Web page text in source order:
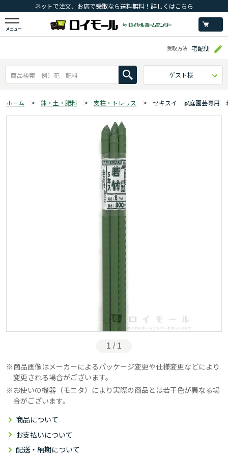
ネットで注文、お店で受取なら送料無料！詳しくはこちら
メニュー
受取方法 宅配便
ゲスト様
ホーム > 鉢・土・肥料 > 支柱・トレリス > セキスイ 家庭園芸専用
1 / 1
商品画像はメーカーによるパッケージ変更や仕様変更などにより
変更される場合がございます。
お使いの機器（モニタ）により実際の商品とは若干色が異なる場
合がございます。
商品について
お支払いについて
配送・納期について